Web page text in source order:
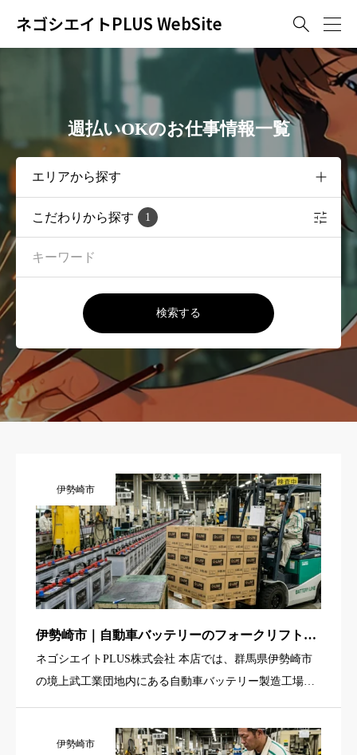
ネゴシエイトPLUS WebSite 
週払いOKのお仕事情報一覧
こだわりから探す 1
検索する
伊勢崎市
伊勢崎市｜自動車バッテリーのフォークリフト運
搬スタッフ（カウンターフォーク経験者歓迎・4
勤2休・寮あり）
ネゴシエイトPLUS株式会社 本店では、群馬県伊勢崎市
の境上武工業団地内にある自動車バッテリー製造工場で
す。主な仕事は、自動車用バッテリー製品や部材の運
搬、入出荷作業、倉庫 […]
伊勢崎市